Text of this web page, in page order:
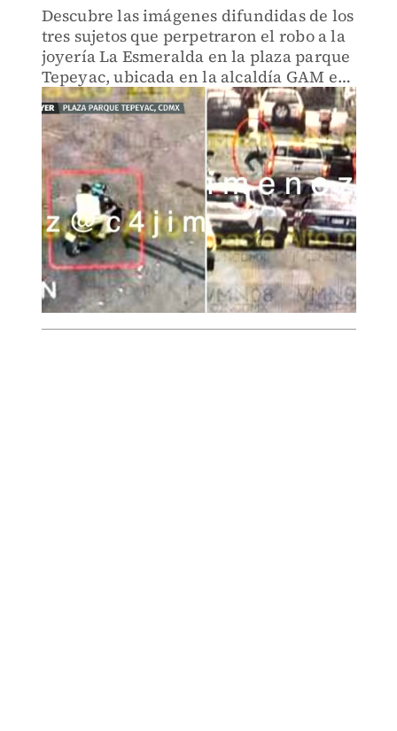
Descubre las imágenes difundidas de los
tres sujetos que perpetraron el robo a la
joyería La Esmeralda en la plaza parque
Tepeyac, ubicada en la alcaldía GAM en
CdMx ayer.